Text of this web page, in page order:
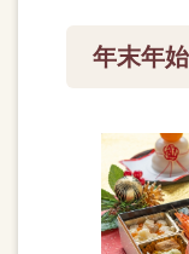
年末年